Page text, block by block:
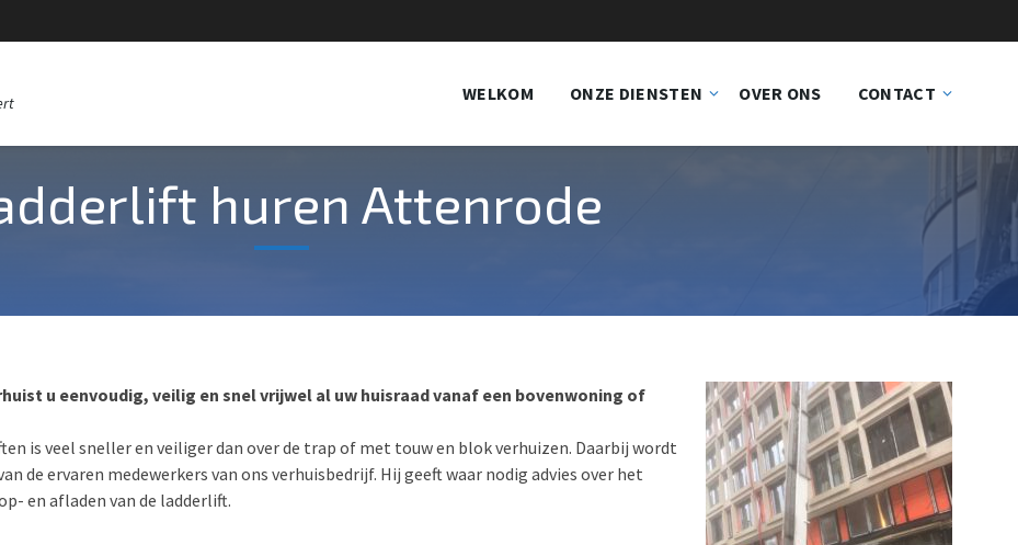
WELKOM ONZE DIENSTEN OVER ONS CONTACT
huren Attenrode
u eenvoudig, veilig en snel vrijwel al uw huisraad vanaf een bovenwoning of
is veel sneller en veiliger dan over de trap of met touw en blok verhuizen. Daarbij wordt
de ervaren medewerkers van ons verhuisbedrijf. Hij geeft waar nodig advies over het
en afladen van de ladderlift.